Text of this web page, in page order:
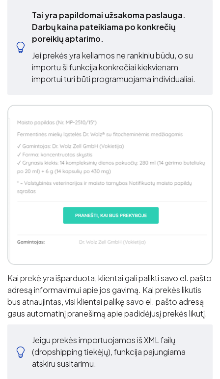
Tai yra papildomai užsakoma paslauga.
Darbų kaina pateikiama po konkrečių
poreikių aptarimo.
Jei prekės yra keliamos ne rankiniu būdu, o su
importu ši funkcija konkrečiai kiekvienam
importui turi būti programuojama individualiai.
Kai prekė yra išparduota, klientai gali palikti savo el. pašto
adresą informavimui apie jos gavimą. Kai prekės likutis
bus atnaujintas, visi klientai palikę savo el. pašto adresą
gaus automatinį pranešimą apie padidėjusį prekės likutį.
Jeigu prekės importuojamos iš XML failų
(dropshipping tiekėjų), funkcija pajungiama
atskiru susitarimu.